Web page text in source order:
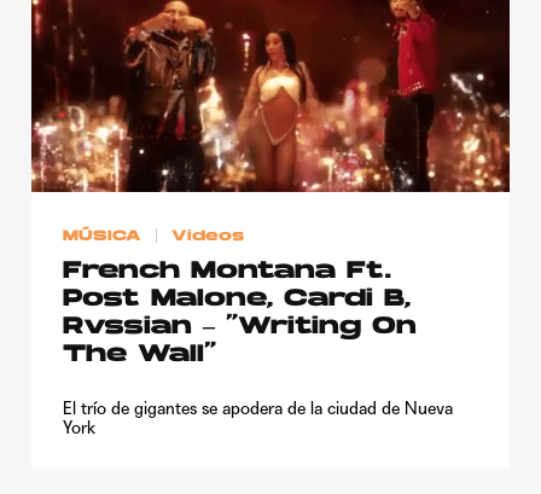
MÚSICA Videos
French Montana Ft.
Post Malone, Cardi B,
Rvssian – “Writing On
The Wall”
El trío de gigantes se apodera de la ciudad de Nueva
York